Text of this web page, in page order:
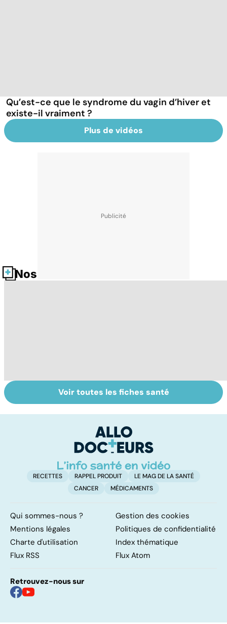
Qu’est-ce que le syndrome du vagin d’hiver et
existe-il vraiment ?
Plus de vidéos
Nos fiches santé
Bien vivre la
ménopause
Sécheresse
vaginale : un
traitements
Voir toutes les fiches santé
RECETTES RAPPEL PRODUIT
LE MAG DE LA SANTÉ
CANCER
MÉDICAMENTS
Qui sommes-nous ?
Gestion des cookies
Mentions légales
Politiques de confidentialité
Charte d'utilisation
Index thématique
Flux RSS
Flux Atom
Retrouvez-nous sur